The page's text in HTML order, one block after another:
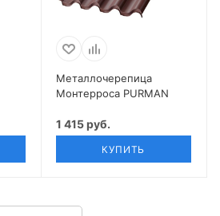
Металлочерепица
Монтерроса PURMAN
1 415 руб.
КУПИТЬ